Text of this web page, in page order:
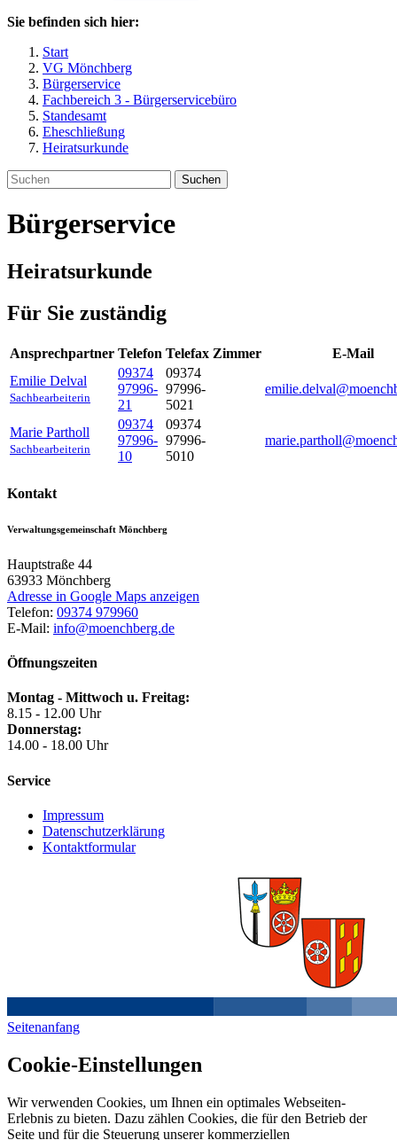
Sie befinden sich hier:
Start
VG Mönchberg
Bürgerservice
Fachbereich 3 - Bürgerservicebüro
Standesamt
Eheschließung
Heiratsurkunde
Suchen
Bürgerservice
Heiratsurkunde
Für Sie zuständig
Ansprechpartner Telefon Telefax Zimmer
E-Mail
Emilie Delval
Sachbearbeiterin
09374
97996-
21
09374
97996-
5021
Marie Partholl
Sachbearbeiterin
09374
97996-
10
09374
97996-
5010
Kontakt
Verwaltungsgemeinschaft Mönchberg
Hauptstraße 44
63933 Mönchberg
Adresse in Google Maps anzeigen
Telefon: 09374 979960
E-Mail: info@moenchberg.de
Öffnungszeiten
Montag - Mittwoch u. Freitag:
8.15 - 12.00 Uhr
Donnerstag:
14.00 - 18.00 Uhr
Service
Impressum
Datenschutzerklärung
Kontaktformular
Seitenanfang
Cookie-Einstellungen
Wir verwenden Cookies, um Ihnen ein optimales Webseiten-
Erlebnis zu bieten. Dazu zählen Cookies, die für den Betrieb der
Seite und für die Steuerung unserer kommerziellen